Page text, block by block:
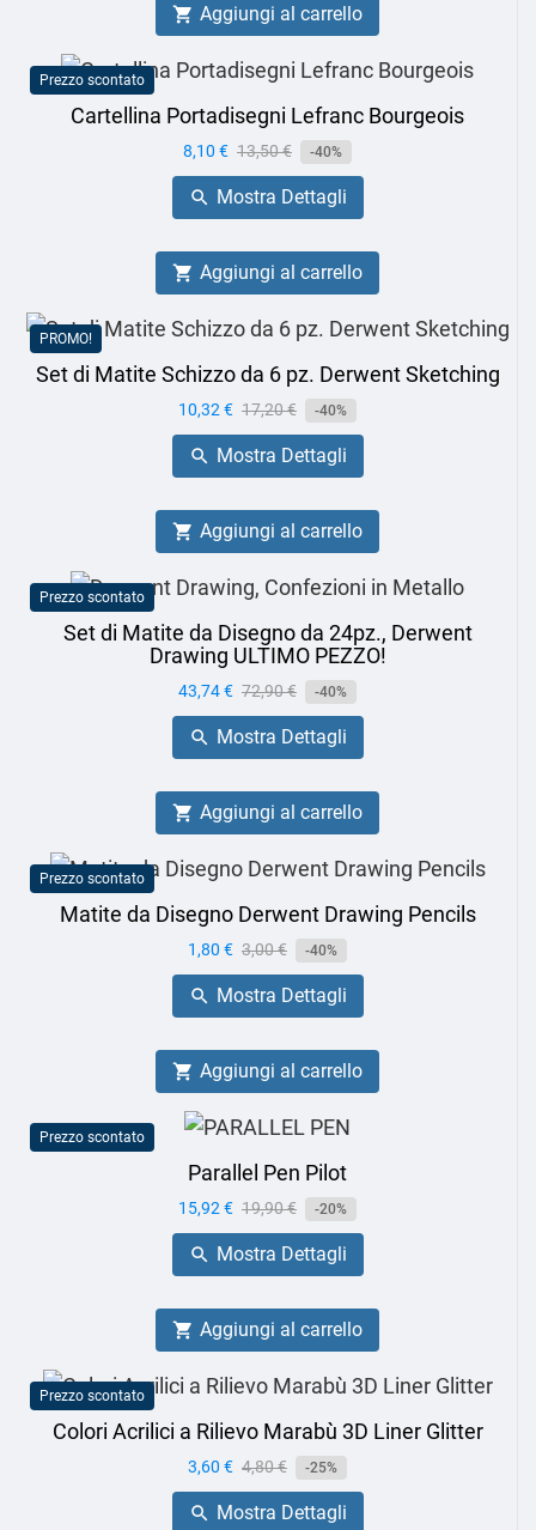
 Aggiungi al carrello
Prezzo scontato
Cartellina Portadisegni Lefranc Bourgeois
Prezzo
8,10 € Prezzo
base
13,50 € -40%
 Mostra Dettagli
 Aggiungi al carrello
PROMO!
Set di Matite Schizzo da 6 pz. Derwent Sketching
Prezzo
10,32 € Prezzo
base
17,20 € -40%
 Mostra Dettagli
 Aggiungi al carrello
Prezzo scontato
Set di Matite da Disegno da 24pz., Derwent
Drawing ULTIMO PEZZO!
Prezzo
43,74 € Prezzo
base
72,90 € -40%
 Mostra Dettagli
 Aggiungi al carrello
Prezzo scontato
Matite da Disegno Derwent Drawing Pencils
Prezzo
1,80 € Prezzo
base
3,00 € -40%
 Mostra Dettagli
 Aggiungi al carrello
Prezzo scontato
Parallel Pen Pilot
Prezzo
15,92 € Prezzo
base
19,90 € -20%
 Mostra Dettagli
 Aggiungi al carrello
Prezzo scontato
Colori Acrilici a Rilievo Marabù 3D Liner Glitter
Prezzo
3,60 € Prezzo
base
4,80 € -25%
 Mostra Dettagli